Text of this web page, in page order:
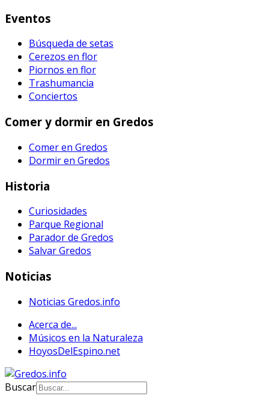
Eventos
Búsqueda de setas
Cerezos en flor
Piornos en flor
Trashumancia
Conciertos
Comer y dormir en Gredos
Comer en Gredos
Dormir en Gredos
Historia
Curiosidades
Parque Regional
Parador de Gredos
Salvar Gredos
Noticias
Noticias Gredos.info
Acerca de...
Músicos en la Naturaleza
HoyosDelEspino.net
Buscar